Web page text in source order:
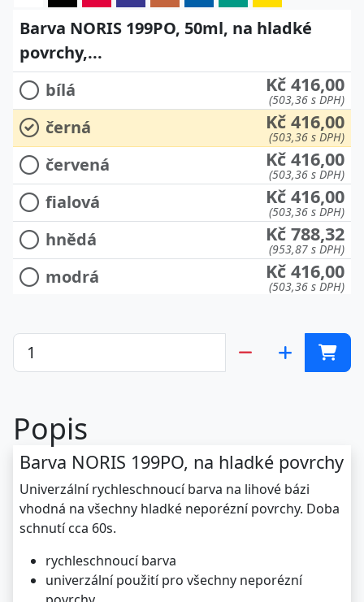
Barva NORIS 199PO, 50ml, na hladké
povrchy,...
bílá
Kč 416,00
(503,36 s DPH)
černá Kč 416,00
(503,36 s DPH)
červená Kč 416,00
(503,36 s DPH)
fialová Kč 416,00
(503,36 s DPH)
hnědá Kč 788,32
(953,87 s DPH)
modrá Kč 416,00
(503,36 s DPH)
Kč 416,00
(503,36 s DPH)
Popis
Barva NORIS 199PO, na hladké povrchy
Univerzální rychleschnoucí barva na lihové bázi
vhodná na všechny hladké neporézní povrchy. Doba
schnutí cca 60s.
rychleschnoucí barva
univerzální použití pro všechny neporézní